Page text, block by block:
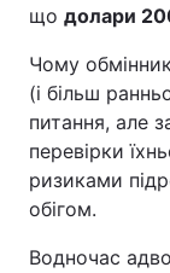
що долари
Чому
(і більш
питання, але
перевірки
ризиками
обігом.
Водночас